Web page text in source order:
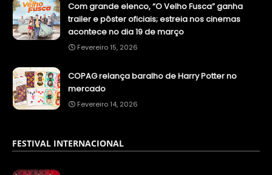
Com grande elenco, “O Velho Fusca” ganha
trailer e pôster oficiais; estreia nos cinemas
acontece no dia 19 de março
Fevereiro 15, 2026
COPAG relança baralho de Harry Potter no
mercado
Fevereiro 14, 2026
FESTIVAL INTERNACIONAL